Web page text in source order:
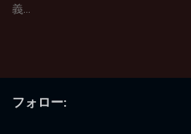
義...
フォロー: